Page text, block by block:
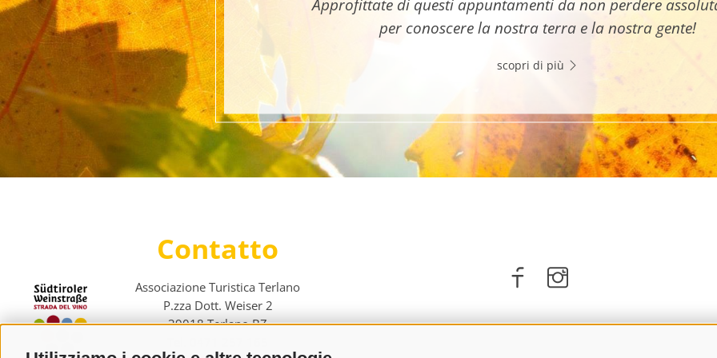
Approfittate di questi appuntamenti da non perdere
per conoscere la nostra terra e la nostra gente!
scopri di più
Contatto
Associazione Turistica Terlano
P.zza Dott. Weiser 2
39018 Terlano BZ